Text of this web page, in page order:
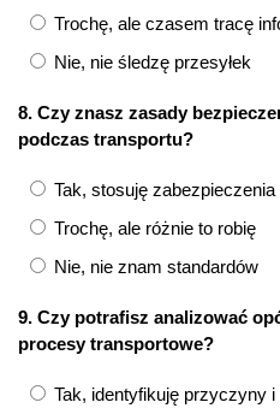
Trochę, ale czasem tracę
Nie, nie śledzę przesyłek
8. Czy znasz zasady
podczas transportu?
Tak, stosuję zabezpieczenia
Trochę, ale różnie to robię
Nie, nie znam standardów
9. Czy potrafisz analizować
procesy transportowe?
Tak, identyfikuję przyczyny i